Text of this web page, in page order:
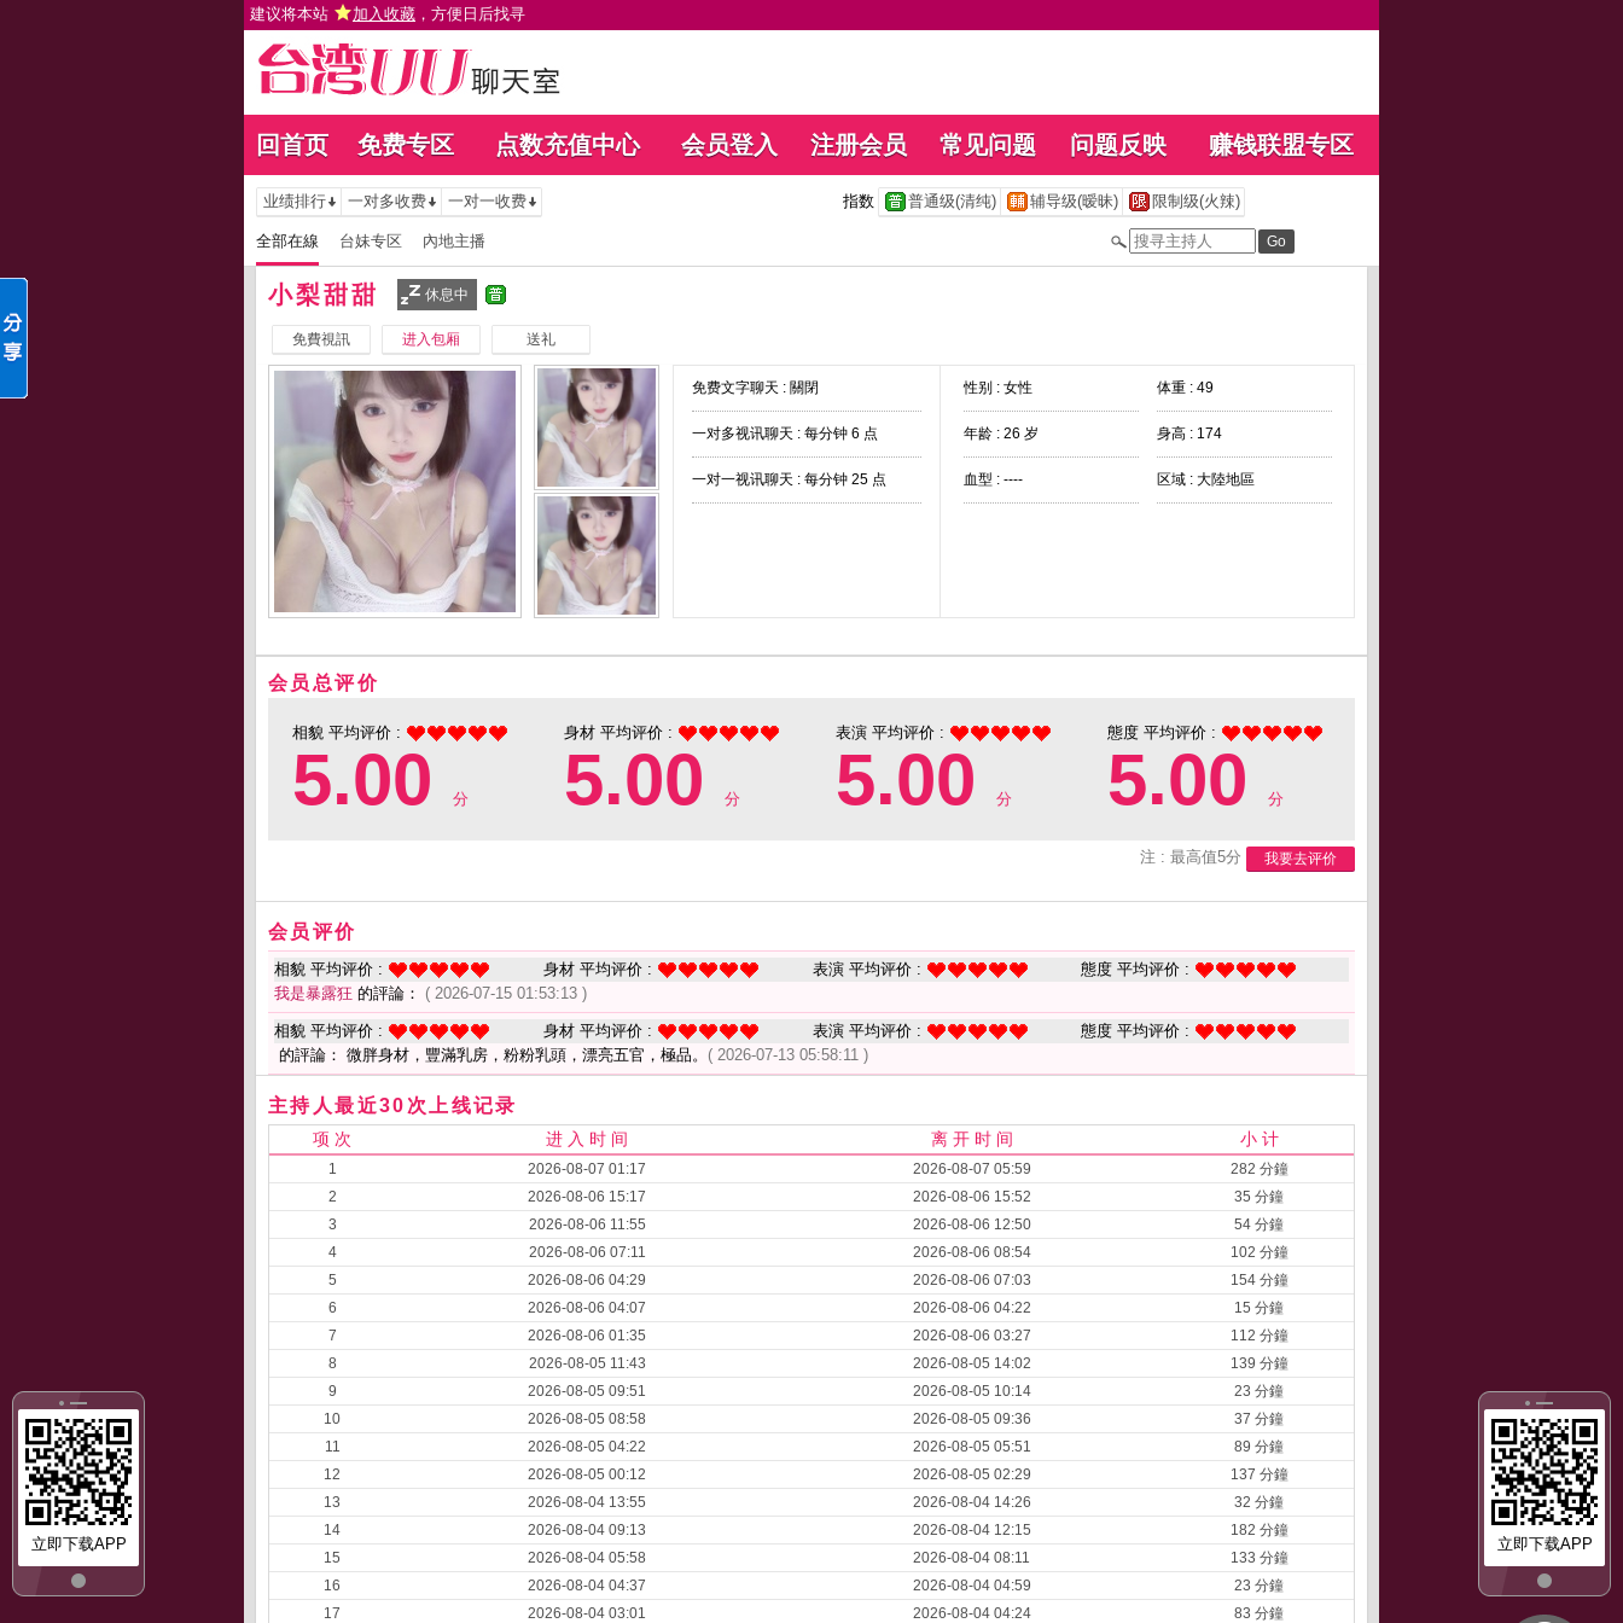
建议将本站 加入收藏 ，方便日后找寻
回首页 免费专区 点数充值中心 会员登入 注册会员 常见问题 问题反映 赚钱联盟专区
立即下载APP
立即下载APP
业绩排行 一对多收费 一对一收费 指数 普通级(清纯) 辅导级(暧昧) 限制级(火辣)
全部在線 台妹专区 內地主播
小梨甜甜 休息中
免費視訊 进入包厢 送礼
免费文字聊天 : 關閉
一对多视讯聊天 : 每分钟 6 点
一对一视讯聊天 : 每分钟 25 点
性别 : 女性 体重 : 49
年龄 : 26 岁 身高 : 174
血型 : ---- 区域 : 大陸地區
会员总评价
相貌 平均评价 :
5.00 分
身材 平均评价 :
5.00 分
表演 平均评价 :
5.00 分
態度 平均评价 :
5.00 分
注 : 最高值5分 我要去评价
会员评价
相貌 平均评价 : 身材 平均评价 : 表演 平均评价 :
態度 平均评价 :
我是暴露狂 的評論： ( 2026-07-15 01:53:13 )
相貌 平均评价 : 身材 平均评价 : 表演 平均评价 :
態度 平均评价 :
的評論： 微胖身材，豐滿乳房，粉粉乳頭，漂亮五官，極品。 ( 2026-07-13 05:58:11 )
主持人最近30次上线记录
项 次 进 入 时 间 离 开 时 间 小 计
1 2026-08-07 01:17 2026-08-07 05:59
282 分鐘
2
2026-08-06 15:17 2026-08-06 15:52
35 分鐘
3
2026-08-06 11:55 2026-08-06 12:50
54 分鐘
4
2026-08-06 07:11 2026-08-06 08:54
102 分鐘
5
2026-08-06 04:29 2026-08-06 07:03
154 分鐘
6
2026-08-06 04:07 2026-08-06 04:22
15 分鐘
7
2026-08-06 01:35 2026-08-06 03:27
112 分鐘
8
2026-08-05 11:43 2026-08-05 14:02
139 分鐘
9
2026-08-05 09:51 2026-08-05 10:14
23 分鐘
10
2026-08-05 08:58 2026-08-05 09:36
37 分鐘
11
2026-08-05 04:22 2026-08-05 05:51
89 分鐘
12
2026-08-05 00:12 2026-08-05 02:29
137 分鐘
13
2026-08-04 13:55 2026-08-04 14:26
32 分鐘
14
2026-08-04 09:13 2026-08-04 12:15
182 分鐘
15
2026-08-04 05:58 2026-08-04 08:11
133 分鐘
16
2026-08-04 04:37 2026-08-04 04:59
23 分鐘
17
2026-08-04 03:01 2026-08-04 04:24 83 分鐘